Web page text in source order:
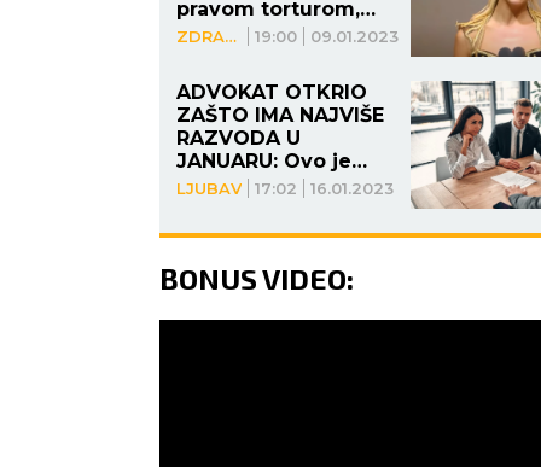
ZDRAVLJE 19:00 09.01.2023
pravom torturom,
njen odlazak je
LJUBAV 17:02 16.01.2023
ADVOKAT OTKRIO
ZAŠTO IMA NAJVIŠE
RAZVODA U
JANUARU: Ovo je
glavni KRIVAC, evo
ljudi PUCAJU
BONUS VIDEO: